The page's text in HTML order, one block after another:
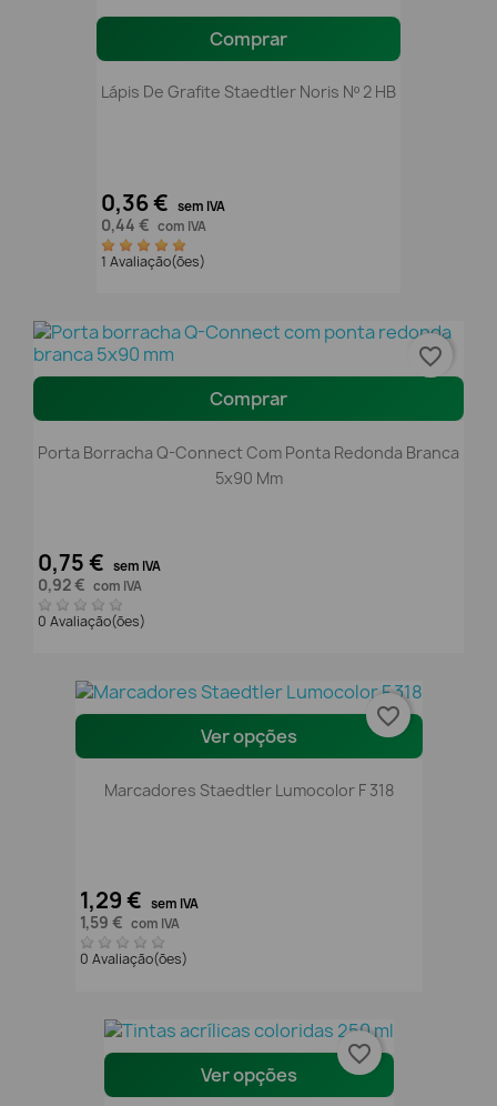
Comprar
Lápis De Grafite Staedtler Noris Nº 2 HB
0,36 € sem IVA
0,44 € com IVA
1 Avaliação(ões)
Comprar
Porta Borracha Q-Connect Com Ponta Redonda Branca
5x90 Mm
0,75 € sem IVA
0,92 € com IVA
0 Avaliação(ões)
favorite_border
Ver opções
Marcadores Staedtler Lumocolor F 318
1,29 € sem IVA
1,59 € com IVA
0 Avaliação(ões)
favorite_border
Ver opções
favorite_border